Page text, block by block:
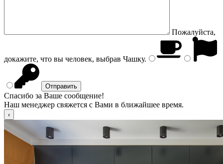
Пожалуйста,
докажите, что вы человек, выбрав Чашку.
Спасибо за Ваше сообщение!
Наш менеджер свяжется с Вами в ближайшее время.